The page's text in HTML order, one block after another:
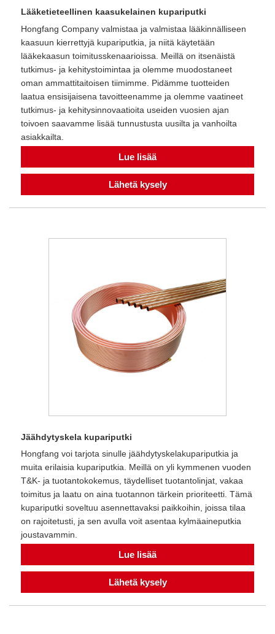
Lääketieteellinen kaasukelainen kupariputki
Hongfang Company valmistaa ja valmistaa lääkinnälliseen
kaasuun kierrettyjä kupariputkia, ja niitä käytetään
lääkekaasun toimitusskenaarioissa. Meillä on itsenäistä
tutkimus- ja kehitystoimintaa ja olemme muodostaneet
oman ammattitaitoisen tiimimme. Pidämme tuotteiden
laatua ensisijaisena tavoitteenamme ja olemme vaatineet
tutkimus- ja kehitysinnovaatioita useiden vuosien ajan
toivoen saavamme lisää tunnustusta uusilta ja vanhoilta
asiakkailta.
Lue lisää
Lähetä kysely
Jäähdytyskela kupariputki
Hongfang voi tarjota sinulle jäähdytyskelakupariputkia ja
muita erilaisia ​​kupariputkia. Meillä on yli kymmenen vuoden
T&K- ja tuotantokokemus, täydelliset tuotantolinjat, vakaa
toimitus ja laatu on aina tuotannon tärkein prioriteetti. Tämä
kupariputki soveltuu asennettavaksi paikkoihin, joissa tilaa
on rajoitetusti, ja sen avulla voit asentaa kylmäaineputkia
joustavammin.
Lue lisää
Lähetä kysely